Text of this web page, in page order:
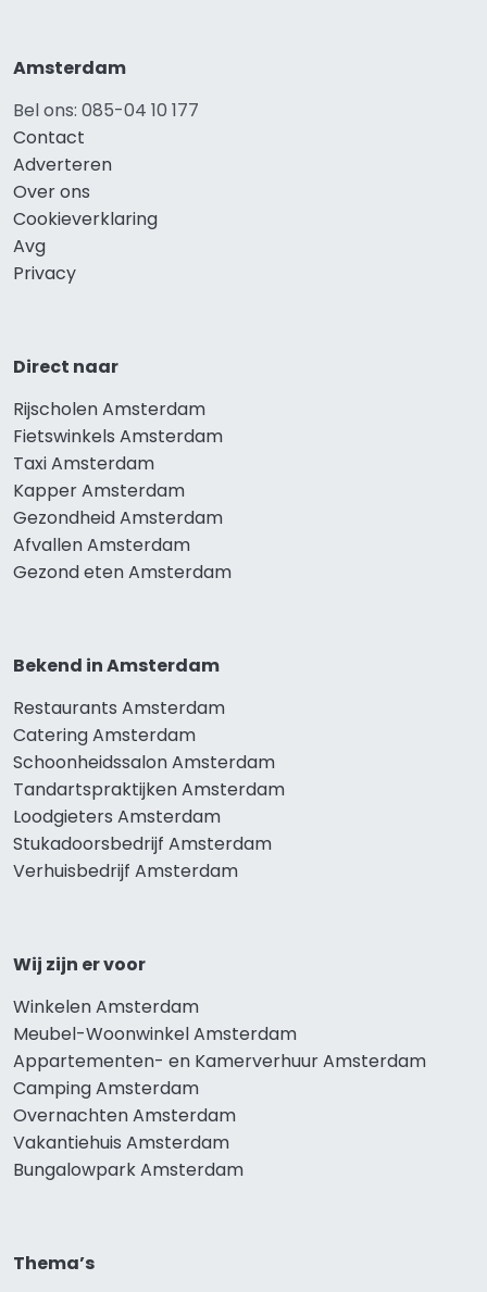
Amsterdam
Bel ons: 085-04 10 177
Contact
Adverteren
Over ons
Cookieverklaring
Avg
Privacy
Direct naar
Rijscholen Amsterdam
Fietswinkels Amsterdam
Taxi Amsterdam
Kapper Amsterdam
Gezondheid Amsterdam
Afvallen Amsterdam
Gezond eten Amsterdam
Bekend in Amsterdam
Restaurants Amsterdam
Catering Amsterdam
Schoonheidssalon Amsterdam
Tandartspraktijken Amsterdam
Loodgieters Amsterdam
Stukadoorsbedrijf Amsterdam
Verhuisbedrijf Amsterdam
Wij zijn er voor
Winkelen Amsterdam
Meubel-Woonwinkel Amsterdam
Appartementen- en Kamerverhuur Amsterdam
Camping Amsterdam
Overnachten Amsterdam
Vakantiehuis Amsterdam
Bungalowpark Amsterdam
Thema’s